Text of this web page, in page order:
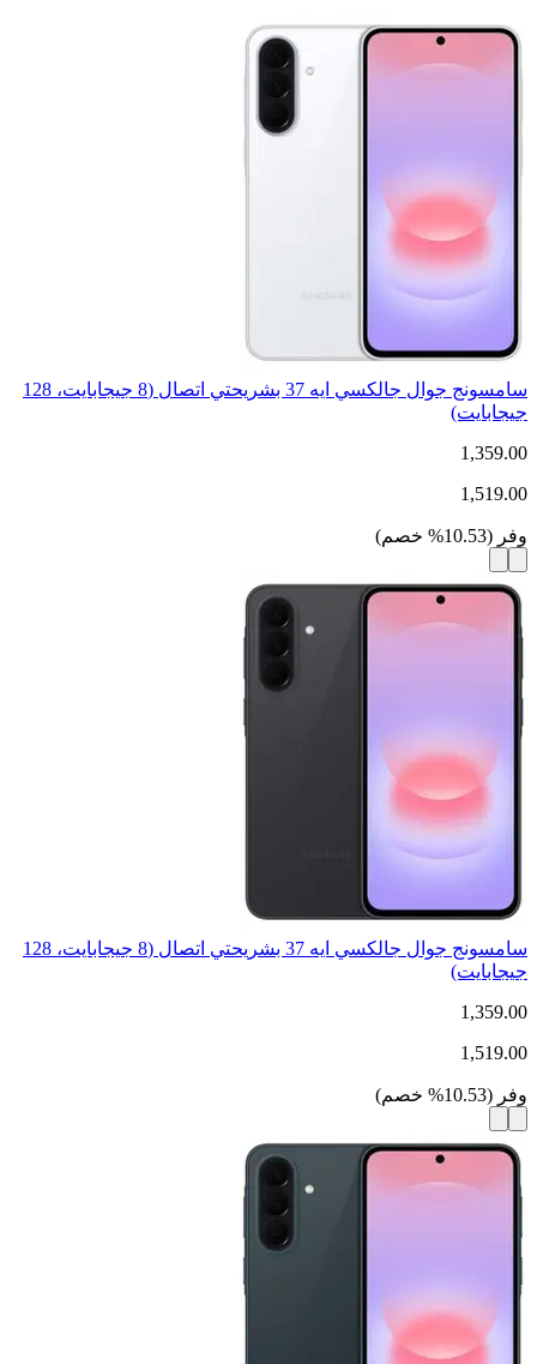
سامسونج جوال جالكسي ايه 37 بشريحتي اتصال (8 جيجابايت، 128
جيجابايت)
1,359.00
1,519.00
وفر (
10.53
% خصم)
سامسونج جوال جالكسي ايه 37 بشريحتي اتصال (8 جيجابايت، 128
جيجابايت)
1,359.00
1,519.00
وفر (
10.53
% خصم)